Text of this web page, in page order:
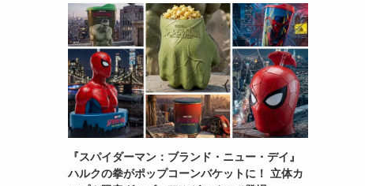
『スパイダーマン：ブランド・ニュー・デイ』
ハルクの拳がポップコーンバケットに！ 立体カ